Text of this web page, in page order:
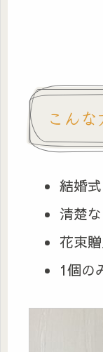
こんな
結婚
清楚
花束
1個の